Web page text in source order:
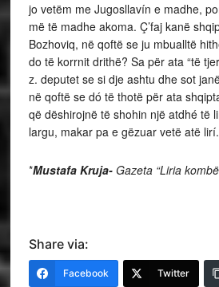
jo vetëm me Jugosllavín e madhe,
më të madhe akoma. Ç’faj kanë
Bozhoviq, në qoftë se ju mbualltë
do të korrnit drithë? Sa për ata “të
z. deputet se si dje ashtu dhe sot
në qoftë se dó të thotë për ata
që dëshirojnë të shohin një atdhé të
largu, makar pa e gëzuar vetë atë lirí.
*Mustafa Kruja- Gazeta “Liria
Share via:
Facebook Twitter